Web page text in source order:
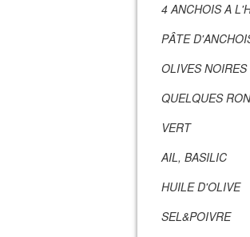
4 ANCHOIS A
PÂTE
OLIVES NOIRES
QUELQUES
VERT
AIL, BASILIC
HUILE D'OLIVE
SEL&POIVRE